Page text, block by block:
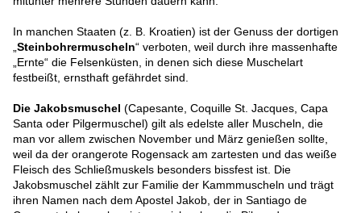
In manchen Staaten (z. B. Kroatien) ist der Genuss der dortigen
„Steinbohrermuscheln“ verboten, weil durch ihre massenhafte
„Ernte“ die Felsenküsten, in denen sich diese Muschelart
festbeißt, ernsthaft gefährdet sind.
Die Jakobsmuschel (Capesante, Coquille St. Jacques, Capa
Santa oder Pilgermuschel) gilt als edelste aller Muscheln, die
man vor allem zwischen November und März genießen sollte,
weil da der orangerote Rogensack am zartesten und das weiße
Fleisch des Schließmuskels besonders bissfest ist. Die
Jakobsmuschel zählt zur Familie der Kammmuscheln und trägt
ihren Namen nach dem Apostel Jakob, der in Santiago de